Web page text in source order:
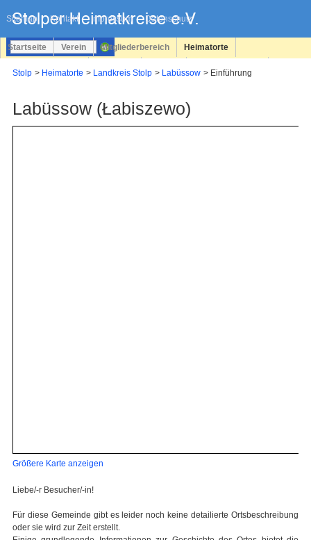
Sitemap Kontakt Impressum Datenschutz
überspringen
Startseite Verein Mitgliederbereich Heimatorte
Stolp Heimatorte Landkreis Stolp Labüssow Einführung
Labüssow (Łabiszewo)
Größere Karte anzeigen
Liebe/-r Besucher/-in!
Für diese Gemeinde gibt es leider noch keine detailierte Ortsbeschreibung
oder sie wird zur Zeit erstellt.